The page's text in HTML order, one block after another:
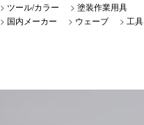
> ツール/カラー > 塗装作業用具
> 国内メーカー > ウェーブ > 工具